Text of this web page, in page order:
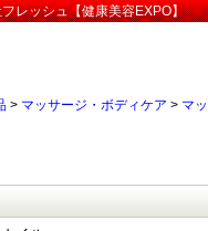
レッシュ【健康美容EXPO】
> マッサージ・ボディケア > マ